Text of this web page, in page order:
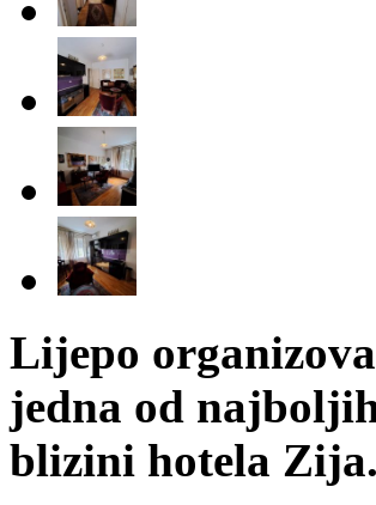
Lijepo
jedna od
blizini hotela Zija.